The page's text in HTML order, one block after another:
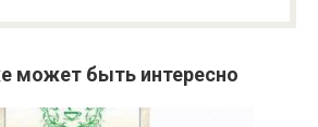
может быть интересно